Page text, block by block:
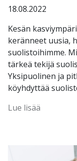
18.08.2022
Kesän
keränneet uusia,
suolistoihimme.
tärkeä tekijä
Yksipuolinen ja
köyhdyttää
Lue lisää